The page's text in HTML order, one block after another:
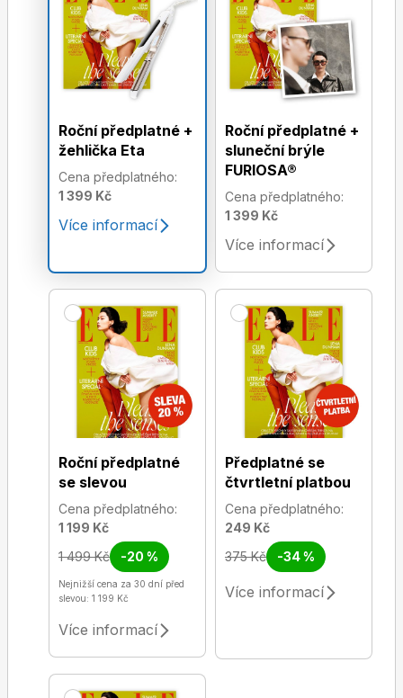
Roční předplatné +
žehlička Eta
Cena předplatného:
1 399 Kč
Více informací
Roční předplatné +
sluneční brýle
FURIOSA®
Cena předplatného:
1 399 Kč
Více informací
Roční předplatné
se slevou
Cena předplatného:
1 199 Kč
1 499 Kč
-20 %
Nejnižší cena za 30 dní před
slevou: 1 199 Kč
Více informací
Předplatné se
čtvrtletní platbou
Cena předplatného:
249 Kč
375 Kč
-34 %
Více informací